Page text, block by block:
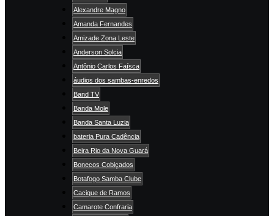
Alexandre Magno
Amanda Fernandes
Amizade Zona Leste
Anderson Solcia
Antônio Carlos Faísca
áudios dos sambas-enredos
Band TV
Banda Mole
Banda Santa Luzia
bateria Pura Cadência
Beira Rio da Nova Guará
Bonecos Cobiçados
Botafogo Samba Clube
Cacique de Ramos
Camarote Confraria